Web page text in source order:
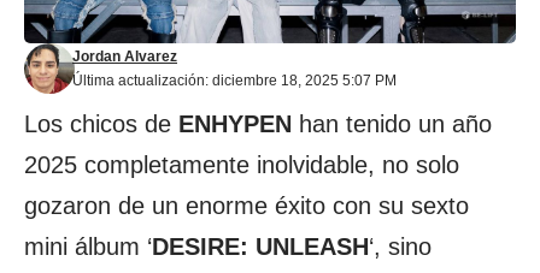
Última actualización: diciembre 18, 2025 5:07 PM
Jordan Alvarez
Los chicos de ENHYPEN han tenido un año
2025 completamente inolvidable, no solo
gozaron de un enorme éxito con su sexto
mini álbum ‘DESIRE: UNLEASH‘, sino